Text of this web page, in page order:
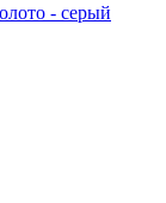
- серый